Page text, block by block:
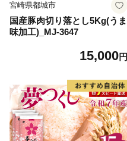
宮崎県都城市
国産豚肉切り落とし5Kg(うま
味加工)_MJ-3647
15,000円